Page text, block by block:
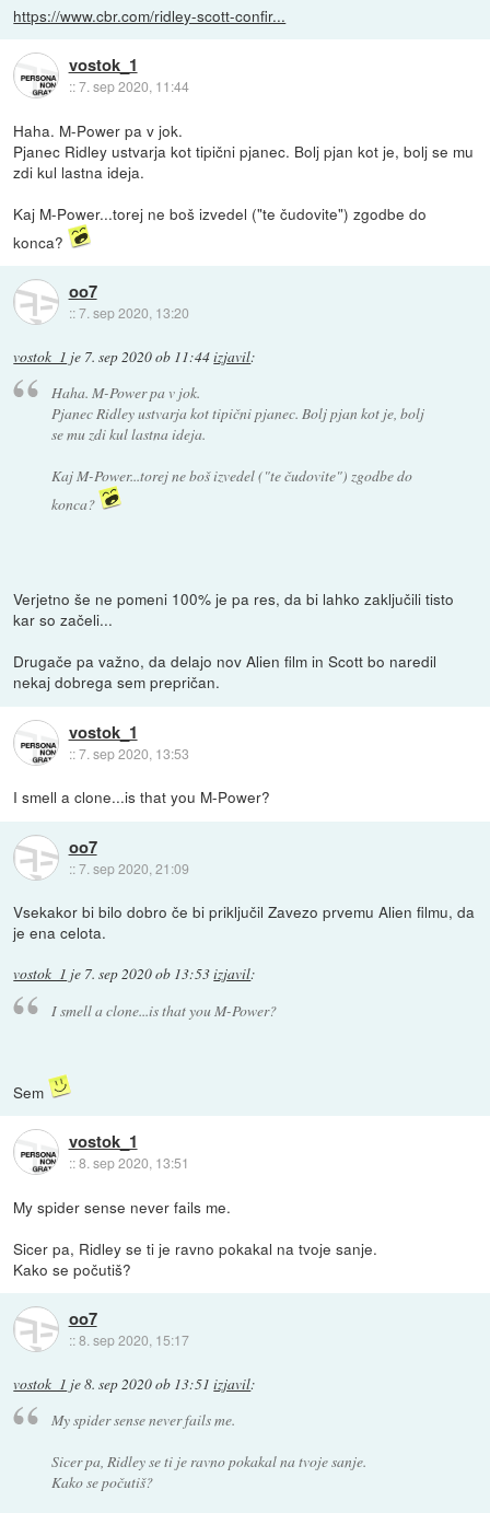
https://www.cbr.com/ridley-scott-confir...
vostok_1
::7. sep 2020, 11:44
Haha. M-Power pa v jok.
Pjanec Ridley ustvarja kot tipični pjanec. Bolj pjan kot je, bolj se mu
zdi kul lastna ideja.
Kaj M-Power...torej ne boš izvedel ("te čudovite") zgodbe do
konca?
oo7
::7. sep 2020, 13:20
vostok_1 je 7. sep 2020 ob 11:44izjavil:
Haha. M-Power pa v jok.
Pjanec Ridley ustvarja kot tipični pjanec. Bolj pjan kot je, bolj
se mu zdi kul lastna ideja.
Kaj M-Power...torej ne boš izvedel ("te čudovite") zgodbe do
konca?
Verjetno še ne pomeni 100% je pa res, da bi lahko zaključili tisto
kar so začeli...
Drugače pa važno, da delajo nov Alien film in Scott bo naredil
nekaj dobrega sem prepričan.
vostok_1
::7. sep 2020, 13:53
I smell a clone...is that you M-Power?
oo7
::7. sep 2020, 21:09
Vsekakor bi bilo dobro če bi priključil Zavezo prvemu Alien filmu, da
je ena celota.
vostok_1 je 7. sep 2020 ob 13:53izjavil:
I smell a clone...is that you M-Power?
Sem
vostok_1
::8. sep 2020, 13:51
My spider sense never fails me.
Sicer pa, Ridley se ti je ravno pokakal na tvoje sanje.
Kako se počutiš?
oo7
::8. sep 2020, 15:17
vostok_1 je8. sep 2020 ob 13:51 izjavil:
My spider sense never fails me.
Sicer pa, Ridley se ti je ravno pokakal na tvoje sanje.
Kako se počutiš?